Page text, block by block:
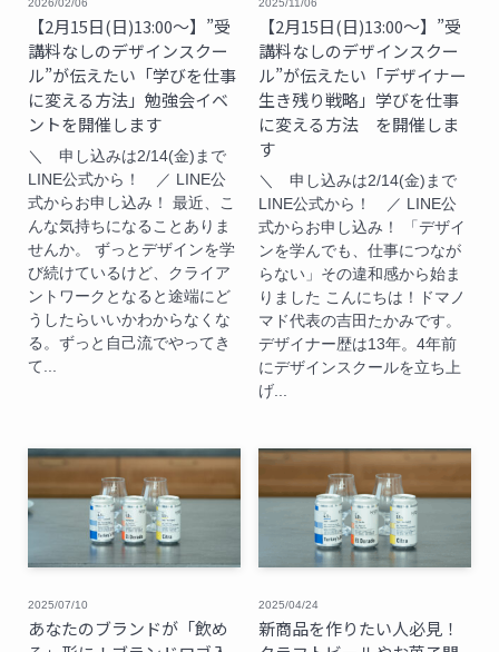
【2月15日(日)13:00〜】”受
講料なしのデザインスクー
ル”が伝えたい「学びを仕事
に変える方法」勉強会イベ
ントを開催します
＼ 申し込みは2/14(金)まで
LINE公式から！ ／ LINE公
式からお申し込み！ 最近、こ
んな気持ちになることありま
せんか。 ずっとデザインを学
び続けているけど、クライア
ントワークとなると途端にど
うしたらいいかわからなくな
る。ずっと自己流でやってき
て...
2026/02/06
【2月15日(日)13:00〜】”受
講料なしのデザインスクー
ル”が伝えたい「デザイナー
生き残り戦略」学びを仕事
に変える方法 を開催しま
す
＼ 申し込みは2/14(金)まで
LINE公式から！ ／ LINE公
式からお申し込み！ 「デザイ
ンを学んでも、仕事につなが
らない」その違和感から始ま
りました こんにちは！ドマノ
マド代表の吉田たかみです。
デザイナー歴は13年。4年前
にデザインスクールを立ち上
げ...
2025/11/06
あなたのブランドが「飲め
2025/07/10
新商品を作りたい人必見！
2025/04/24